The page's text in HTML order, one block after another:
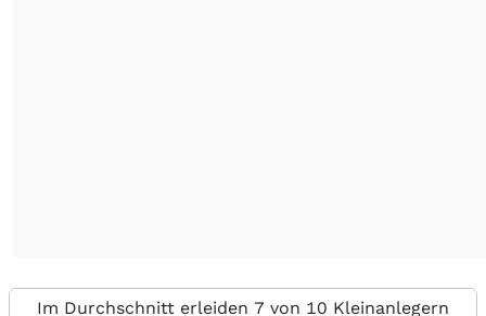
Im Durchschnitt erleiden 7 von 10 Kleinanlegern